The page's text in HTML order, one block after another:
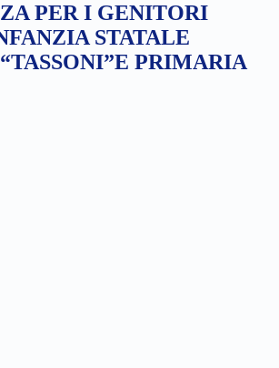
PER I GENITORI
STATALE
PRIMARIA